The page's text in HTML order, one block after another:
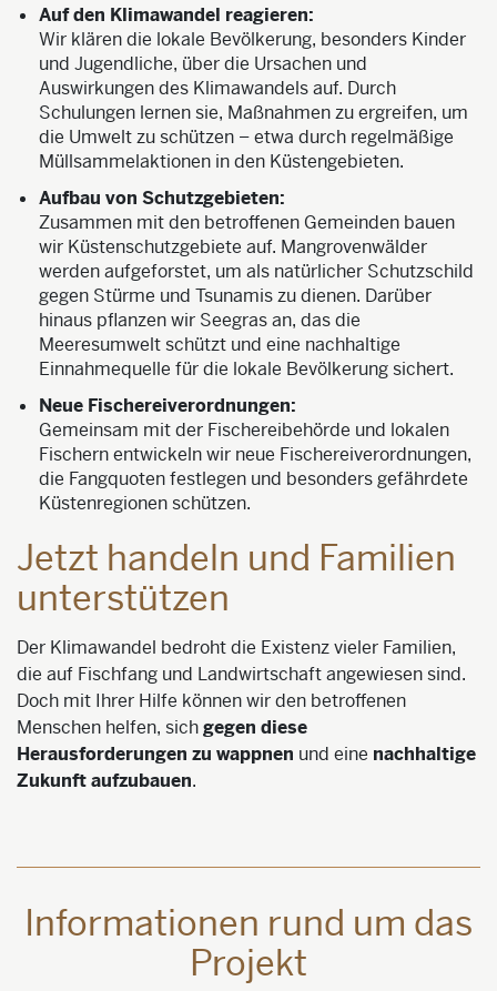
Auf den Klimawandel reagieren:
Wir klären die lokale Bevölkerung, besonders Kinder
und Jugendliche, über die Ursachen und
Auswirkungen des Klimawandels auf. Durch
Schulungen lernen sie, Maßnahmen zu ergreifen, um
die Umwelt zu schützen – etwa durch regelmäßige
Müllsammelaktionen in den Küstengebieten.
Aufbau von Schutzgebieten:
Zusammen mit den betroffenen Gemeinden bauen
wir Küstenschutzgebiete auf. Mangrovenwälder
werden aufgeforstet, um als natürlicher Schutzschild
gegen Stürme und Tsunamis zu dienen. Darüber
hinaus pflanzen wir Seegras an, das die
Meeresumwelt schützt und eine nachhaltige
Einnahmequelle für die lokale Bevölkerung sichert.
Neue Fischereiverordnungen:
Gemeinsam mit der Fischereibehörde und lokalen
Fischern entwickeln wir neue Fischereiverordnungen,
die Fangquoten festlegen und besonders gefährdete
Küstenregionen schützen.
Jetzt handeln und Familien
unterstützen
Der Klimawandel bedroht die Existenz vieler Familien,
die auf Fischfang und Landwirtschaft angewiesen sind.
Doch mit Ihrer Hilfe können wir den betroffenen
Menschen helfen, sichgegen diese
Herausforderungen zu wappnen und eine nachhaltige
Zukunft aufzubauen.
Informationen rund um das
Projekt